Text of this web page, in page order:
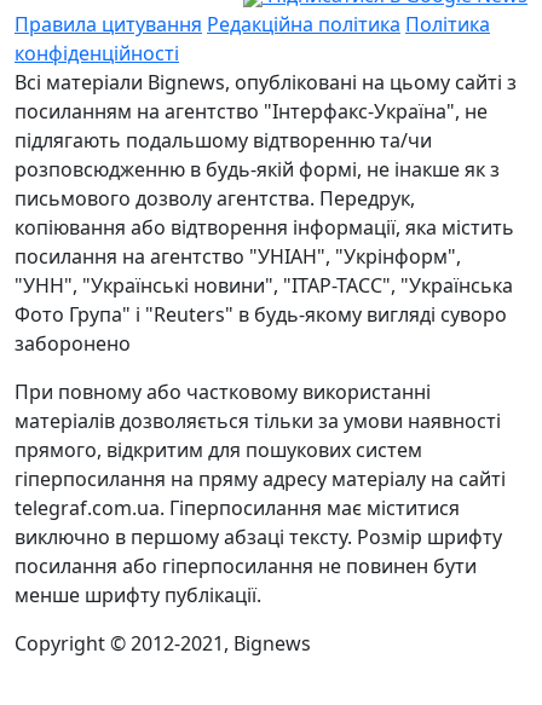
Правила цитування Редакційна політика Політика
конфіденційності
Всі матеріали Bignews, опубліковані на цьому сайті з
посиланням на агентство "Інтерфакс-Україна", не
підлягають подальшому відтворенню та/чи
розповсюдженню в будь-якій формі, не інакше як з
письмового дозволу агентства. Передрук,
копіювання або відтворення інформації, яка містить
посилання на агентство "УНІАН", "Укрінформ",
"УНН", "Українські новини", "ІТАР-ТАСС", "Українська
Фото Група" і "Reuters" в будь-якому вигляді суворо
заборонено
При повному або частковому використанні
матеріалів дозволяється тільки за умови наявності
прямого, відкритим для пошукових систем
гіперпосилання на пряму адресу матеріалу на сайті
telegraf.com.ua. Гіперпосилання має міститися
виключно в першому абзаці тексту. Розмір шрифту
посилання або гіперпосилання не повинен бути
менше шрифту публікації.
Copyright © 2012-2021, Bignews